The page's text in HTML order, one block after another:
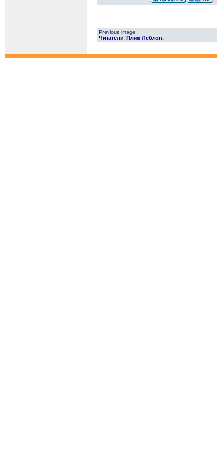
Previous image:
Читатели. Пляж Леблон.